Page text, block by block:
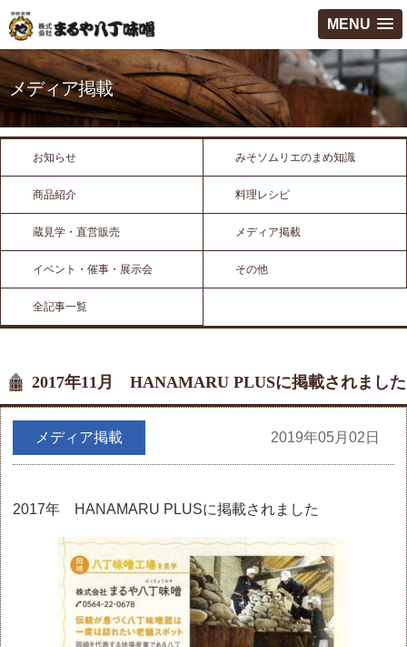
MENU
メディア掲載
お知らせ みそソムリエのまめ知識
商品紹介 料理レシピ
蔵見学・直営販売 メディア掲載
イベント・催事・展示会 その他
全記事一覧
2017年11月 HANAMARU PLUSに掲載されました
メディア掲載 2019年05月02日
2017年 HANAMARU PLUSに掲載されました